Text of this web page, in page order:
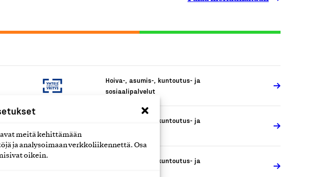
meitä kehittämään
ja analysoimaan verkkoliikennettä. Osa
oikein.
Hoiva-, asumis-, kuntoutus- ja
sosiaalipalvelut
Hoiva-, asumis-, kuntoutus- ja
Hoiva-, asumis-, kuntoutus- ja